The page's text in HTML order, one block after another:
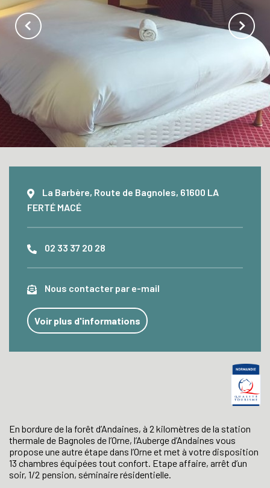
La Barbère, Route de Bagnoles, 61600 LA
FERTÉ MACÉ
02 33 37 20 28
Nous contacter par e-mail
Voir plus d'informations
En bordure de la forêt d’Andaines, à 2 kilomètres de la station
thermale de Bagnoles de l’Orne, l’Auberge d’Andaines vous
propose une autre étape dans l’Orne et met à votre disposition
13 chambres équipées tout confort. Etape affaire, arrêt d’un
soir, 1/2 pension, séminaire résidentielle.